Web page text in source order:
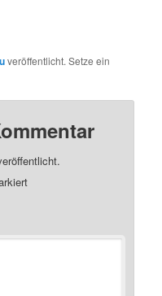
veröffentlicht. Setze ein